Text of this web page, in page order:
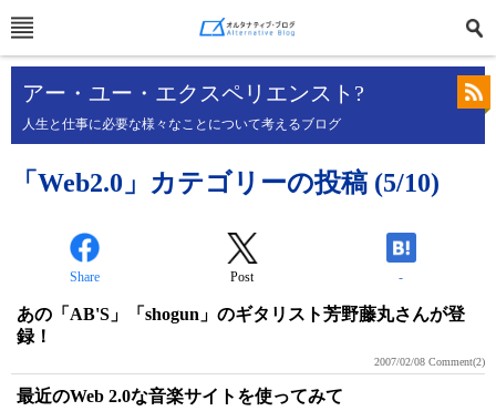
アー・ユー・エクスペリエンスト?
人生と仕事に必要な様々なことについて考えるブログ
「Web2.0」カテゴリーの投稿 (5/10)
Share Post -
あの「AB'S」「shogun」のギタリスト芳野藤丸さんが登
録！
2007/02/08 Comment(2)
最近のWeb 2.0な音楽サイトを使ってみて